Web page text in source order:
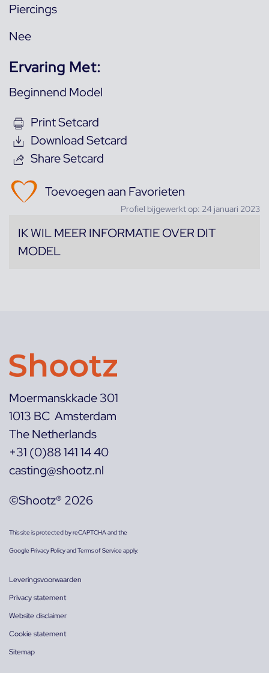
Piercings
Nee
Ervaring Met:
Beginnend Model
Print Setcard
Download Setcard
Share Setcard
Toevoegen aan Favorieten
Profiel bijgewerkt op: 24 januari 2023
IK WIL MEER INFORMATIE OVER DIT
MODEL
Moermanskkade 301
1013 BC Amsterdam
The Netherlands
+31 (0)88 141 14 40
casting@shootz.nl
©Shootz® 2026
This site is protected by reCAPTCHA and the
GooglePrivacy PolicyandTerms of Serviceapply.
Leveringsvoorwaarden
Privacy statement
Website disclaimer
Cookie statement
Sitemap